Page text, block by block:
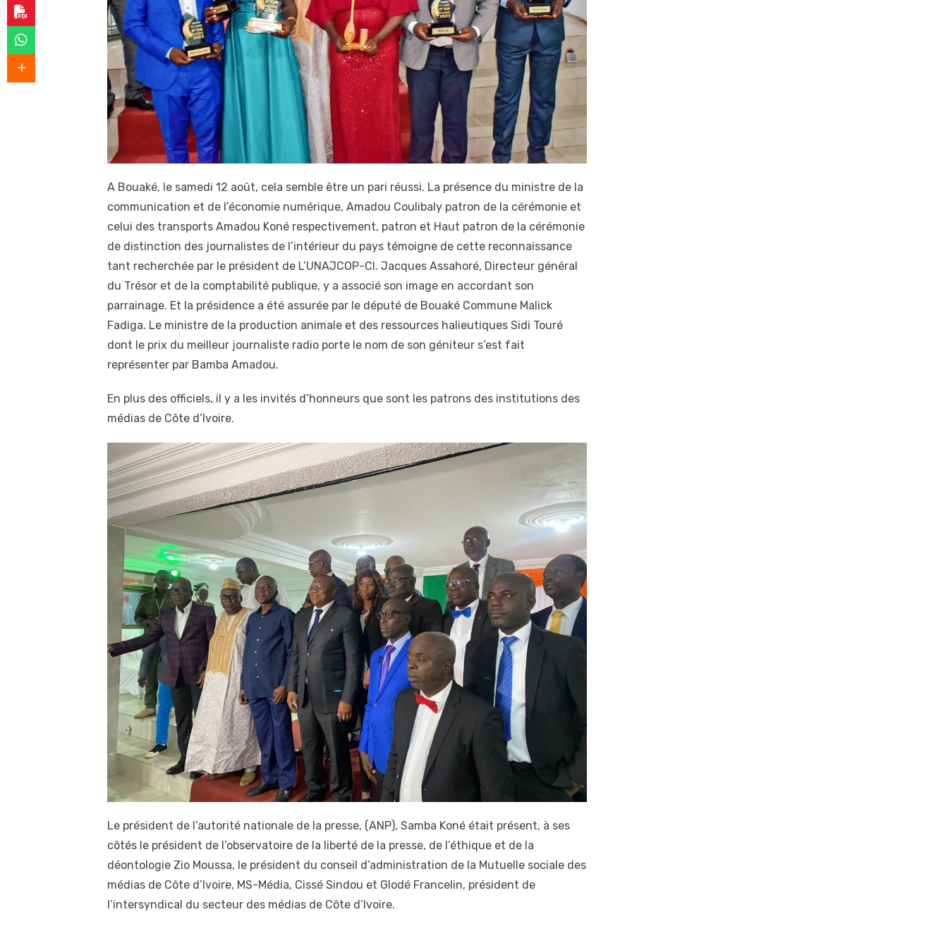
A Bouaké, le samedi 12 août, cela semble être un pari réussi. La présence du ministre de la
communication et de l’économie numérique, Amadou Coulibaly patron de la cérémonie et
celui des transports Amadou Koné respectivement, patron et Haut patron de la cérémonie
de distinction des journalistes de l’intérieur du pays témoigne de cette reconnaissance
tant recherchée par le président de L’UNAJCOP-CI. Jacques Assahoré, Directeur général
du Trésor et de la comptabilité publique, y a associé son image en accordant son
parrainage. Et la présidence a été assurée par le député de Bouaké Commune Malick
Fadiga. Le ministre de la production animale et des ressources halieutiques Sidi Touré
dont le prix du meilleur journaliste radio porte le nom de son géniteur s’est fait
représenter par Bamba Amadou.
En plus des officiels, il y a les invités d’honneurs que sont les patrons des institutions des
médias de Côte d’Ivoire.
Le président de l’autorité nationale de la presse, (ANP), Samba Koné était présent, à ses
côtés le président de l’observatoire de la liberté de la presse, de l’éthique et de la
déontologie Zio Moussa, le président du conseil d’administration de la Mutuelle sociale des
médias de Côte d’Ivoire, MS-Média, Cissé Sindou et Glodé Francelin, président de
l’intersyndical du secteur des médias de Côte d’Ivoire.